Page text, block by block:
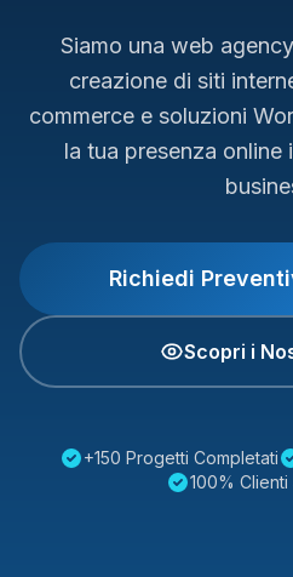
Siamo una web
creazione di siti
commerce e soluzioni
la tua presenza online
Richiedi
Scopri i
+150 Progetti Completati
100%